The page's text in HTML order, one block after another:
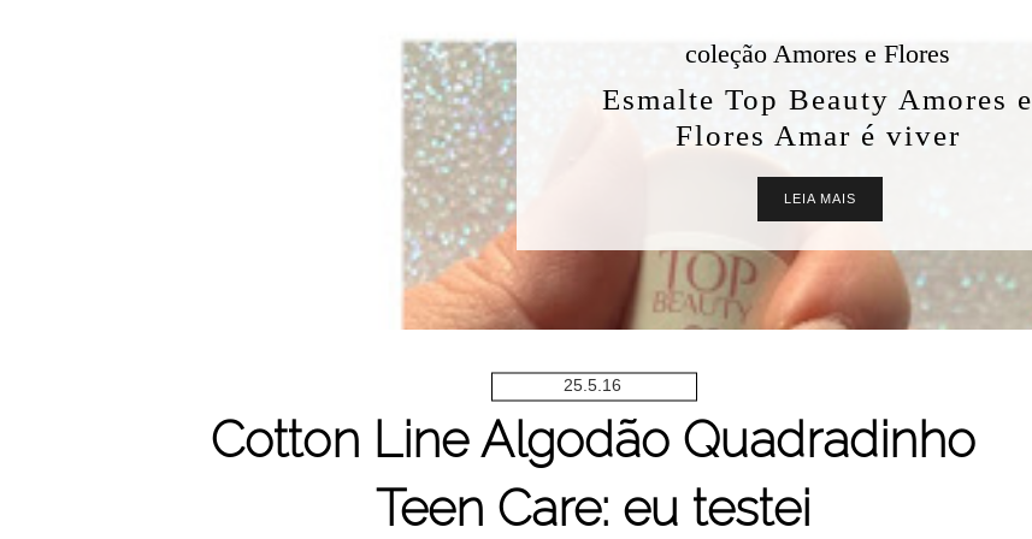
coleção Amores e Flores
Esmalte Top Beauty Amores e
Flores Amar é viver
LEIA MAIS
25.5.16
Cotton Line Algodão Quadradinho
Teen Care: eu testei